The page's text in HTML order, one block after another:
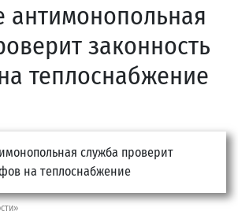
антимонопольная
законность
теплоснабжение